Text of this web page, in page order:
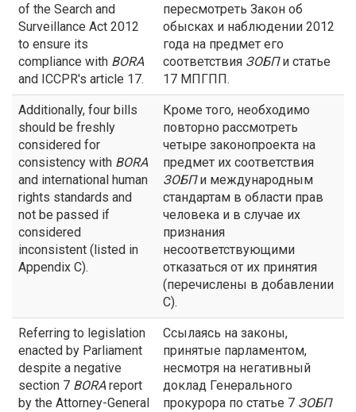
of the Search and
Surveillance Act 2012
to ensure its
compliance with BORA
and ICCPR's article 17.
пересмотреть Закон об
обысках и наблюдении 2012
года на предмет его
соответствия ЗОБПи статье
17 МПГПП.
Additionally, four bills
should be freshly
considered for
consistency with BORA
and international human
rights standards and
not be passed if
considered
inconsistent (listed in
Appendix C).
Кроме того, необходимо
повторно рассмотреть
четыре законопроекта на
предмет их соответствия
ЗОБПи международным
стандартам в области прав
человека и в случае их
признания
несоответствующими
отказаться от их принятия
(перечислены в добавлении
С).
Referring to legislation
enacted by Parliament
despite a negative
section 7 BORAreport
by the Attorney-General
Ссылаясь на законы,
принятые парламентом,
несмотря на негативный
доклад Генерального
прокурора по статье 7 ЗОБП